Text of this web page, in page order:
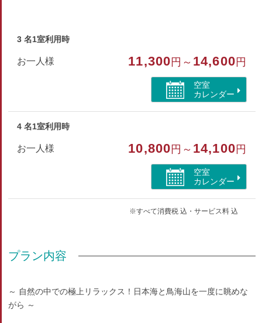
・トイレ、シャワー共同
・ご希望の方に灰皿貸出し（ゲル外でご利用ください）
コテージ・棟
コテージ・棟/禁煙/インターネットができる部屋/ペット
3 名1室利用時
お一人様 11,300 円～ 14,600 円
空室
カレンダー
4 名1室利用時
お一人様 10,800 円～ 14,100 円
空室
カレンダー
※すべて消費税 込・サービス料 込
プラン内容
～ 自然の中での極上リラックス！日本海と鳥海山を一度に眺めな
がら ～